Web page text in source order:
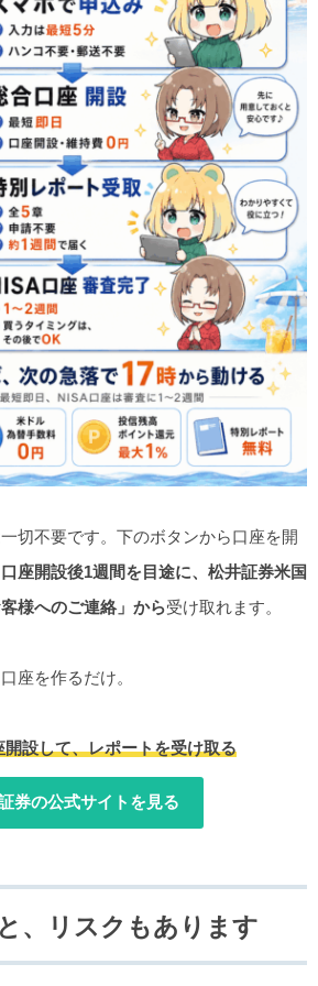
切不要です。下のボタンから口座を開
口座開設後1週間を目途に、松井証券米国
様へのご連絡」から受け取れます。
座を作るだけ。
設して、レポートを受け取る
券の公式サイトを見る
、リスクもあります